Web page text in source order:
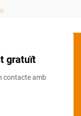
gratuït
contacte amb